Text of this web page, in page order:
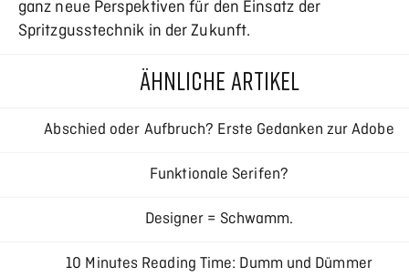
ganz neue Perspektiven für den Einsatz der
Spritzgusstechnik in der Zukunft.
ÄHNLICHE ARTIKEL
Abschied oder Aufbruch? Erste Gedanken zur Adobe
Creative Cloud
Funktionale Serifen?
Designer = Schwamm.
10 Minutes Reading Time: Dumm und Dümmer